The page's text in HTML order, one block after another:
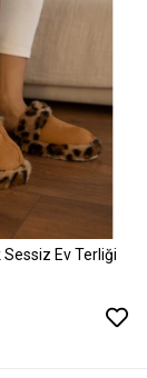
Sessiz Ev Terliği